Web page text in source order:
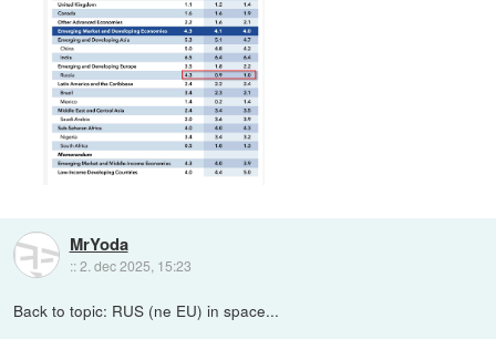
MrYoda
::2. dec 2025, 15:23
Back to topic: RUS (ne EU) in space...